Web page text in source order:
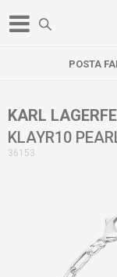
POSTA
KARL
KLAYR10
36153